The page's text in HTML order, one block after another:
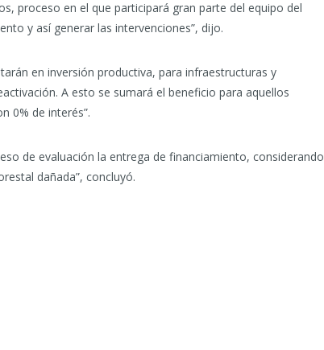
proceso en el que participará gran parte del equipo del
y así generar las intervenciones”, dijo.
en inversión productiva, para infraestructuras y
A esto se sumará el beneficio para aquellos
0% de interés”.
de evaluación la entrega de financiamiento, considerando
dañada”, concluyó.